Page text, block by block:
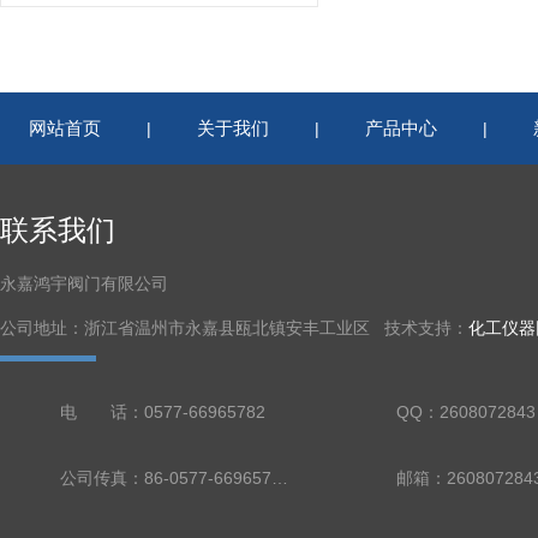
网站首页 | 关于我们 | 产品中心 |
联系我们
永嘉鸿宇阀门有限公司
公司地址：浙江省温州市永嘉县瓯北镇安丰工业区 技术支持： 化工仪
电 话：0577-66965782 QQ：2608072843
邮箱：